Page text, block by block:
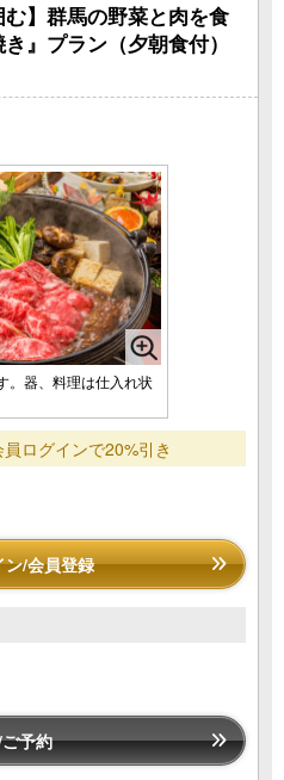
む】群馬の野菜と肉を食
』プラン（夕朝食付）
。器、料理は仕入れ状
ログインで20%引き
ン/会員登録
予約